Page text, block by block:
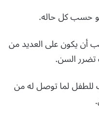
حسب كل حاله.
أن يكون على العديد من
السن.
لما توصل له من